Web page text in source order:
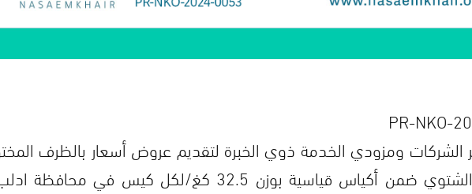
ومزودي الخدمة ذوي الخبرة لتقديم عروض أسعار بالظرف
أجل توريد بذور الحمص الشتوي ضمن أكياس قياسية بوزن 32.5 كغ/لكل كيس في